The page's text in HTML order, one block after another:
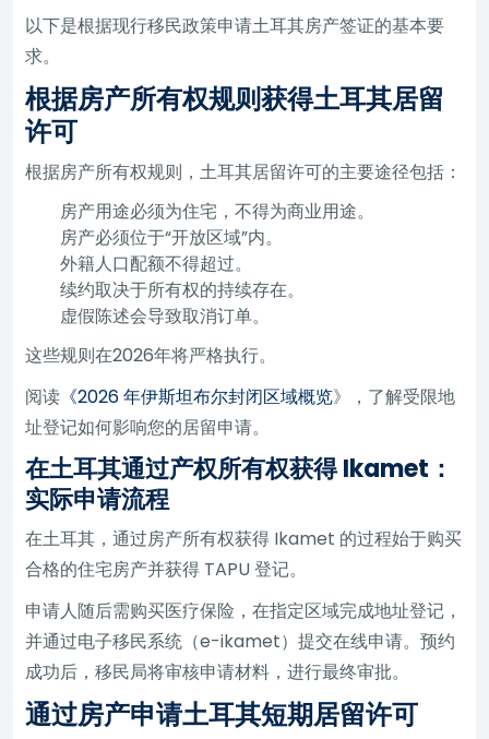
以下是根据现行移民政策申请土耳其房产签证的基本要
求。
根据房产所有权规则获得土耳其居留
许可
根据房产所有权规则，土耳其居留许可的主要途径包括：
房产用途必须为住宅，不得为商业用途。
房产必须位于“开放区域”内。
外籍人口配额不得超过。
续约取决于所有权的持续存在。
虚假陈述会导致取消订单。
这些规则在2026年将严格执行。
阅读 《2026 年伊斯坦布尔封闭区域概览》，了解受限地
址登记如何影响您的居留申请。
在土耳其通过产权所有权获得 Ikamet：
实际申请流程
在土耳其，通过房产所有权获得 Ikamet 的过程始于购买
合格的住宅房产并获得 TAPU 登记。
申请人随后需购买医疗保险，在指定区域完成地址登记，
并通过电子移民系统（e-ikamet）提交在线申请。预约
成功后，移民局将审核申请材料，进行最终审批。
通过房产申请土耳其短期居留许可